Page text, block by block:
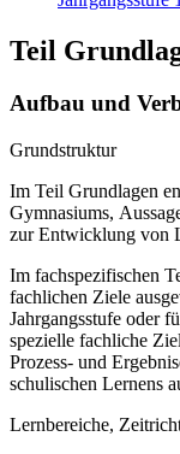
Teil
Aufbau und
Grundstruktur
Im Teil Grundlagen
Gymnasiums,
zur Entwicklung von
Im fachspezifischen
fachlichen Ziele
Jahrgangsstufe oder
spezielle fachliche
Prozess- und
schulischen Lernens
Lernbereiche,